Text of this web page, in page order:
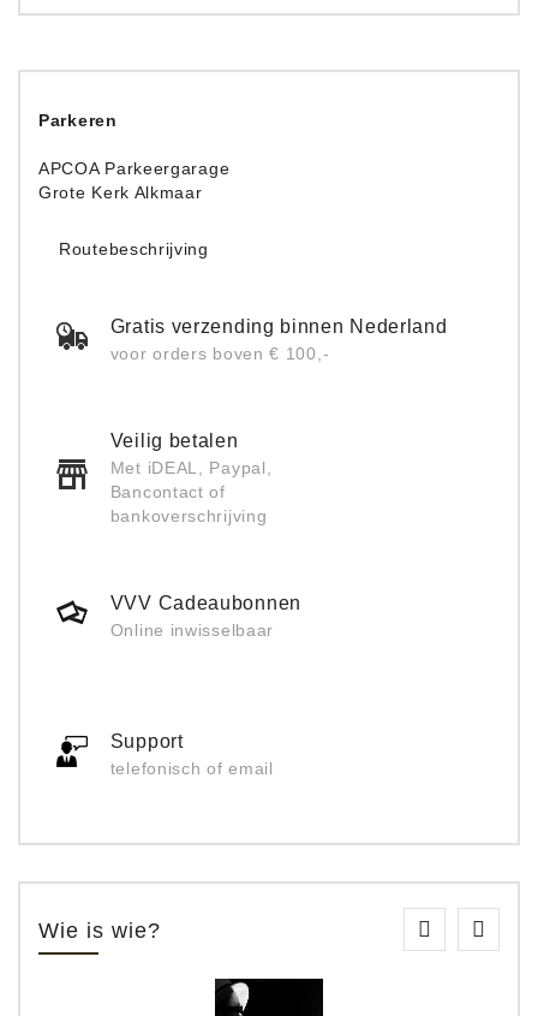
VERHUUR,
DIENSTEN
Parkeren
APCOA Parkeergarage
Grote Kerk Alkmaar
Routebeschrijving
Gratis verzending binnen Nederland
voor orders boven € 100,-
Veilig betalen
Met iDEAL, Paypal,
Bancontact of
bankoverschrijving
VVV Cadeaubonnen
Online inwisselbaar
Support
telefonisch of email
Wie is wie?